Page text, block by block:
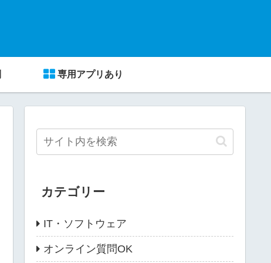
専用アプリあり
カテゴリー
IT・ソフトウェア
オンライン質問OK